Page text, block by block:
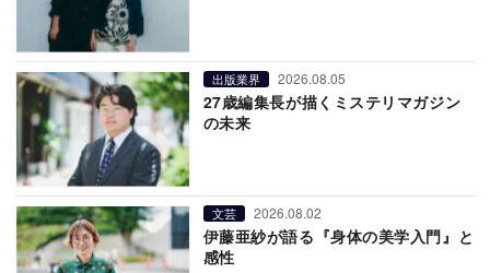
出版業界 2026.08.05
27歳編集長が描くミステリマガジン
の未来
文芸 2026.08.02
伊藤亜紗が語る『身体の美学入門』と
感性